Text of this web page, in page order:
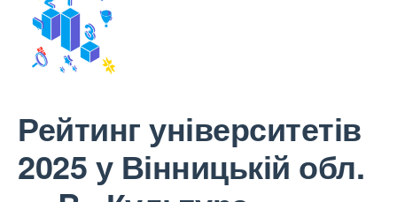
Рейтинг університетів
2025 у Вінницькій обл.